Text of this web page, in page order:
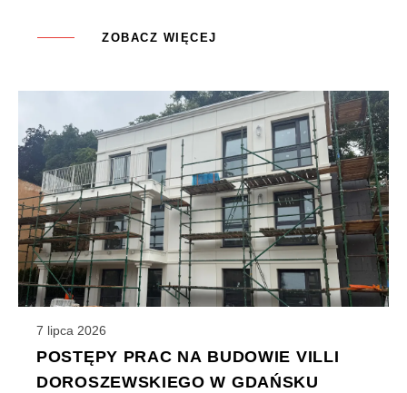
ZOBACZ WIĘCEJ
7 lipca 2026
POSTĘPY PRAC NA BUDOWIE VILLI
DOROSZEWSKIEGO W GDAŃSKU